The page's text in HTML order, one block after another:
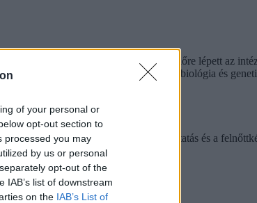
of your personal or
opt-out section to
processed you may
by us or personal
opt-out of the
list of downstream
on the IAB’s List of
korábbi helyezéséhez képest szintén előre lépett az
200. után), valamint a molekuláris biológia és
felsőoktatás, a közoktatás, a nyelvoktatás és a